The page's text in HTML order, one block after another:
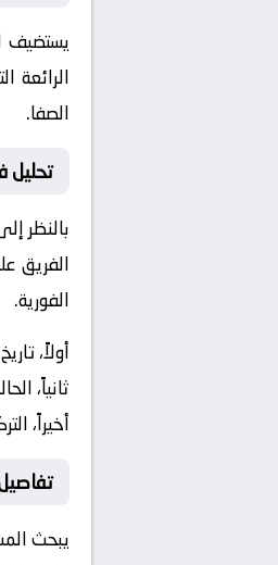
يستضيف
الرائعة
الصفا.
تحليل
بالنظر
الفريق
الفورية.
أولاً،
ثانياً،
أخيراً،
يبحث